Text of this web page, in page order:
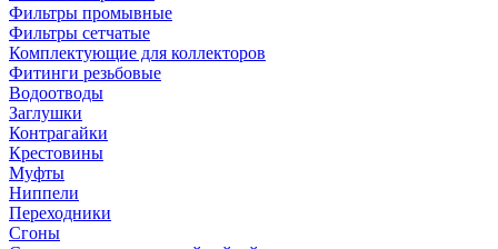
Фильтры промывные
Фильтры сетчатые
Комплектующие для коллекторов
Фитинги резьбовые
Водоотводы
Заглушки
Контрагайки
Крестовины
Муфты
Ниппели
Переходники
Сгоны